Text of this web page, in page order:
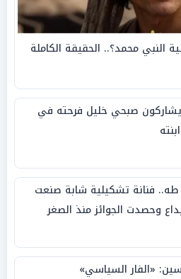
محمد؟.. الحقيقة الكاملة
صبحي خليل فرحته في
طه.. فنانة تشكيلية شابة صنعت
وحصدت الجوائز منذ الصغر
«الفار السياسي»